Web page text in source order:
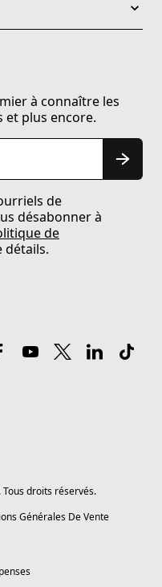
à connaître les
et plus encore.
de
désabonner à
de
détails.
droits réservés.
Générales De Vente